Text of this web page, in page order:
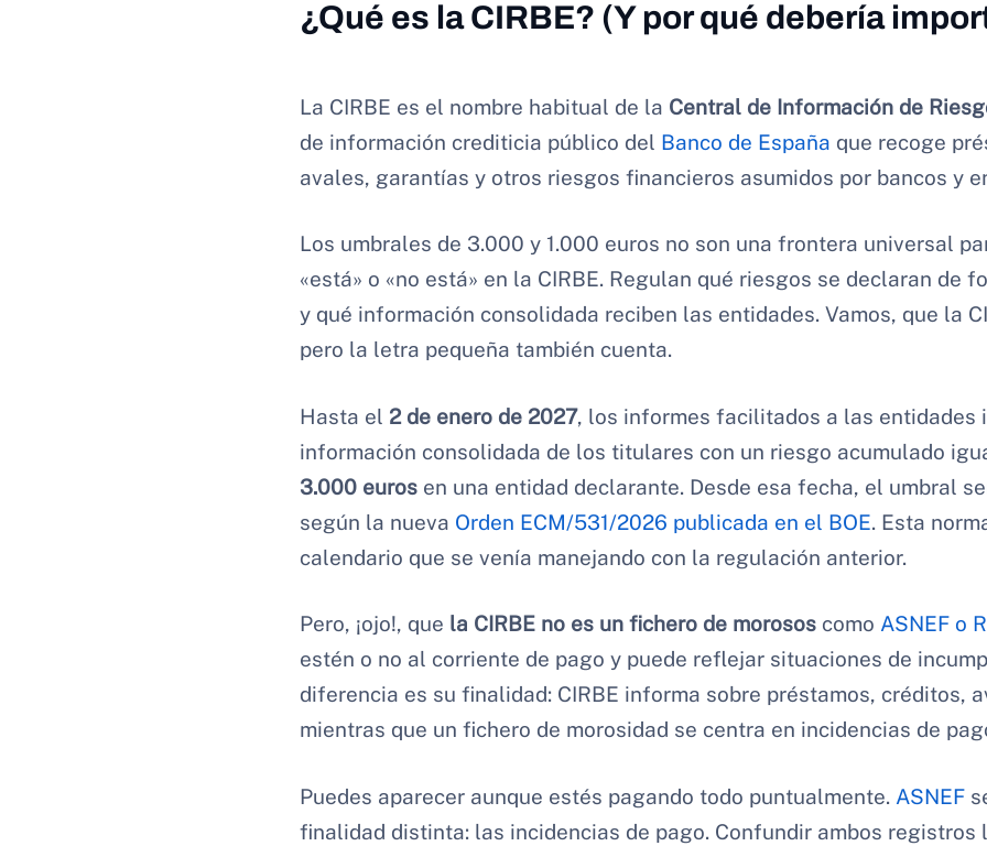
¿Qué es la CIRBE? (Y por qué debería
La CIRBE es el nombre habitual de la Central de Información de
de información crediticia público del Banco de España que recoge
avales, garantías y otros riesgos financieros asumidos por bancos y
Los umbrales de 3.000 y 1.000 euros no son una frontera universal
«está» o «no está» en la CIRBE. Regulan qué riesgos se declaran de
y qué información consolidada reciben las entidades. Vamos, que la
pero la letra pequeña también cuenta.
Hasta el 2 de enero de 2027, los informes facilitados a las entidades
información consolidada de los titulares con un riesgo acumulado
3.000 euros en una entidad declarante. Desde esa fecha, el umbral
según la nueva Orden ECM/531/2026 publicada en el BOE. Esta
calendario que se venía manejando con la regulación anterior.
Pero, ¡ojo!, que la CIRBE no es un fichero de morosos como ASNEF o
estén o no al corriente de pago y puede reflejar situaciones de
diferencia es su finalidad: CIRBE informa sobre préstamos, créditos,
mientras que un fichero de morosidad se centra en incidencias de
Puedes aparecer aunque estés pagando todo puntualmente. ASNEF
finalidad distinta: las incidencias de pago. Confundir ambos registros